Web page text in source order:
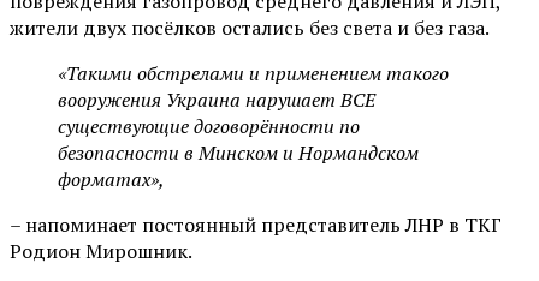
жители двух посёлков остались без света и без газа.
«Такими обстрелами и применением такого
вооружения Украина нарушает ВСЕ
существующие договорённости по
безопасности в Минском и Нормандском
форматах»,
– напоминает постоянный представитель ЛНР в ТКГ
Родион Мирошник.